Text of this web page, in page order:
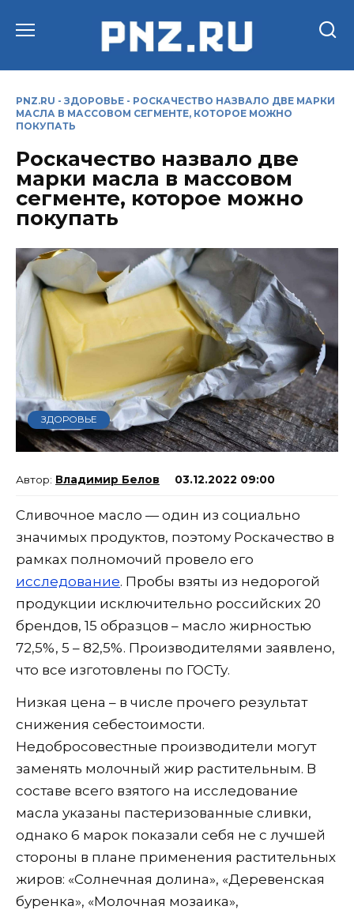
PNZ.RU - ЗДОРОВЬЕ - РОСКАЧЕСТВО НАЗВАЛО ДВЕ МАРКИ
МАСЛА В МАССОВОМ СЕГМЕНТЕ, КОТОРОЕ МОЖНО
ПОКУПАТЬ
Роскачество назвало две
марки масла в массовом
сегменте, которое можно
покупать
ЗДОРОВЬЕ
Владимир Белов 03.12.2022 09:00
Сливочное масло — один из социально
значимых продуктов, поэтому Роскачество в
рамках полномочий провело его
исследование. Пробы взяты из недорогой
продукции исключительно российских 20
брендов, 15 образцов – масло жирностью
72,5%, 5 – 82,5%. Производителями заявлено,
что все изготовлены по ГОСТу.
Низкая цена – в числе прочего результат
снижения себестоимости.
Недобросовестные производители могут
заменять молочный жир растительным. В
составе всего взятого на исследование
масла указаны пастеризованные сливки,
однако 6 марок показали себя не с лучшей
стороны в плане применения растительных
жиров: «Солнечная долина», «Деревенская
буренка», «Молочная мозаика»,